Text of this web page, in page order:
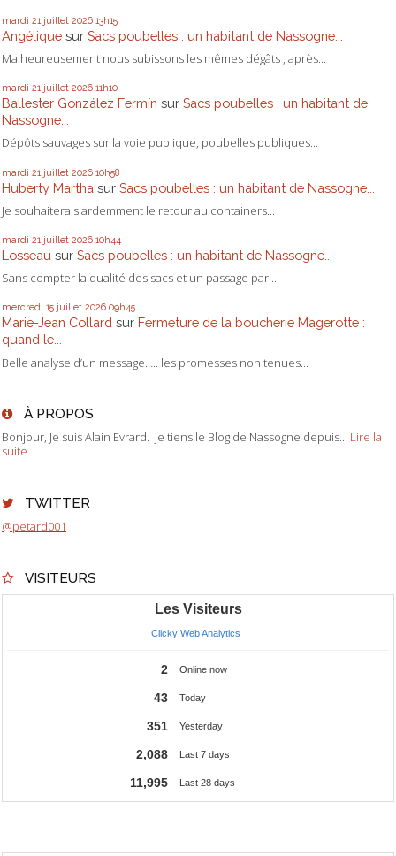
mardi 21 juillet 2026 13h15
Angélique sur Sacs poubelles : un habitant de Nassogne...
Malheureusement nous subissons les mêmes dégâts , après...
mardi 21 juillet 2026 11h10
Ballester González Fermín sur Sacs poubelles : un habitant de
Nassogne...
Dépôts sauvages sur la voie publique, poubelles publiques...
mardi 21 juillet 2026 10h58
Huberty Martha sur Sacs poubelles : un habitant de Nassogne...
Je souhaiterais ardemment le retour au containers...
mardi 21 juillet 2026 10h44
Losseau sur Sacs poubelles : un habitant de Nassogne...
Sans compter la qualité des sacs et un passage par...
mercredi 15 juillet 2026 09h45
Marie-Jean Collard sur Fermeture de la boucherie Magerotte :
quand le...
Belle analyse d’un message….. les promesses non tenues...
À PROPOS
Bonjour, Je suis Alain Evrard. je tiens le Blog de Nassogne depuis... Lire la
suite
TWITTER
@petard001
VISITEURS